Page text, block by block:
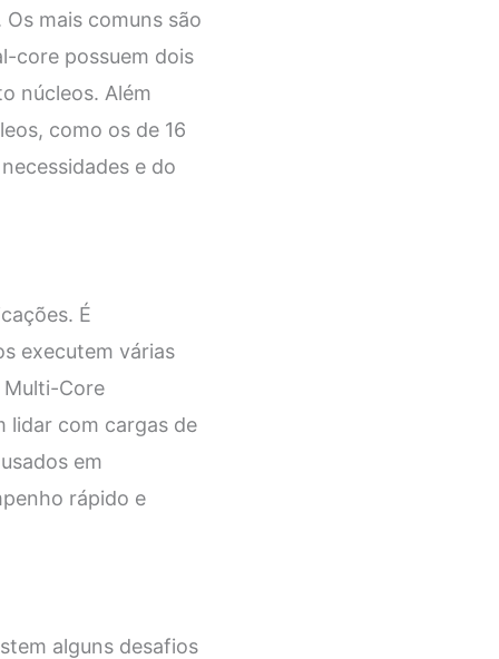
mais comuns são
core possuem dois
núcleos. Além
como os de 16
e do
É
executem várias
Multi-Core
lidar com cargas de
em
rápido e
alguns desafios